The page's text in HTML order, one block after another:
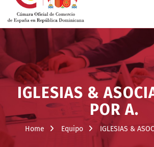
IGLESIAS &
POR A.
Home Equipo IGLESIAS &